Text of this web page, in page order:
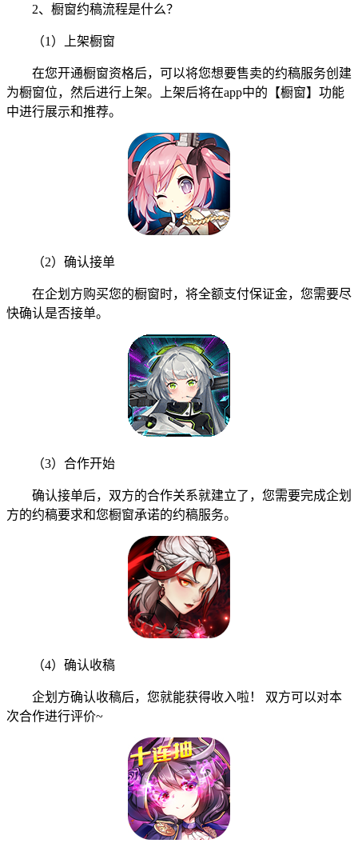
2、橱窗约稿流程是什么？
（1）上架橱窗
在您开通橱窗资格后，可以将您想要售卖的约稿服务创建
为橱窗位，然后进行上架。上架后将在app中的【橱窗】功能
中进行展示和推荐。
（2）确认接单
在企划方购买您的橱窗时，将全额支付保证金，您需要尽
快确认是否接单。
（3）合作开始
确认接单后，双方的合作关系就建立了，您需要完成企划
方的约稿要求和您橱窗承诺的约稿服务。
（4）确认收稿
企划方确认收稿后，您就能获得收入啦！ 双方可以对本
次合作进行评价~